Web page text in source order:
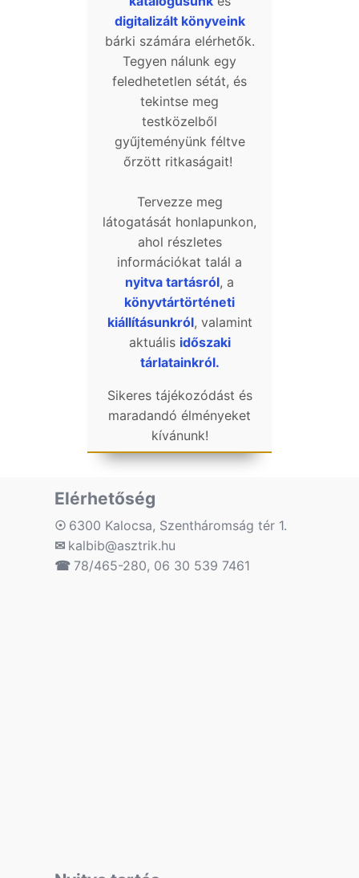
digitalizált könyveink
bárki számára elérhetők.
Tegyen nálunk egy
feledhetetlen sétát, és
tekintse meg
testközelből
gyűjteményünk féltve
őrzött ritkaságait!
Tervezze meg
látogatását honlapunkon,
ahol részletes
információkat talál a
nyitva tartásról, a
könyvtártörténeti
kiállításunkról, valamint
aktuális időszaki
tárlatainkról.
Sikeres tájékozódást és
maradandó élményeket
kívánunk!
Elérhetőség
☉ 6300 Kalocsa, Szentháromság tér 1.
✉ kalbib@asztrik.hu
☎ 78/465-280, 06 30 539 7461